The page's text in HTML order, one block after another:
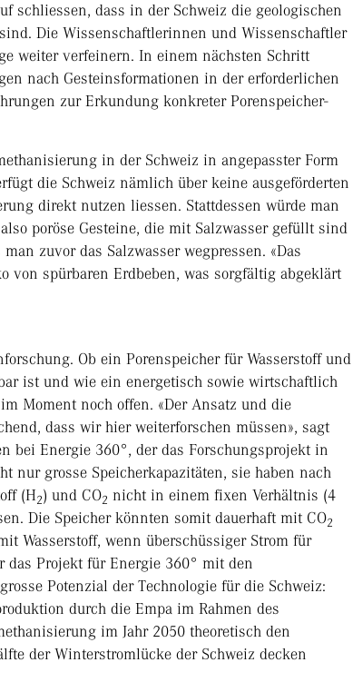
schliessen, dass in der Schweiz die geologischen
Die Wissenschaftlerinnen und Wissenschaftler
weiter verfeinern. In einem nächsten Schritt
nach Gesteinsformationen in der erforderlichen
zur Erkundung konkreter Porenspeicher-
in der Schweiz in angepasster Form
die Schweiz nämlich über keine ausgeförderten
direkt nutzen liessen. Stattdessen würde man
poröse Gesteine, die mit Salzwasser gefüllt sind
zuvor das Salzwasser wegpressen. «Das
von spürbaren Erdbeben, was sorgfältig abgeklärt
Ob ein Porenspeicher für Wasserstoff und
ist und wie ein energetisch sowie wirtschaftlich
Moment noch offen. «Der Ansatz und die
dass wir hier weiterforschen müssen», sagt
bei Energie 360°, der das Forschungsprojekt in
nur grosse Speicherkapazitäten, sie haben nach
(H2) und CO2 nicht in einem fixen Verhältnis (4
Die Speicher könnten somit dauerhaft mit CO2
Wasserstoff, wenn überschüssiger Strom für
das Projekt für Energie 360° mit den
Potenzial der Technologie für die Schweiz:
durch die Empa im Rahmen des
im Jahr 2050 theoretisch den
der Winterstromlücke der Schweiz decken